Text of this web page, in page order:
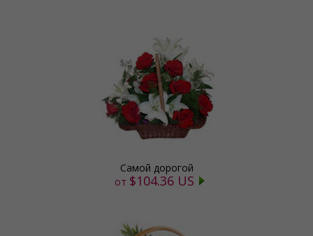
Самой дорогой
от $104.36 US